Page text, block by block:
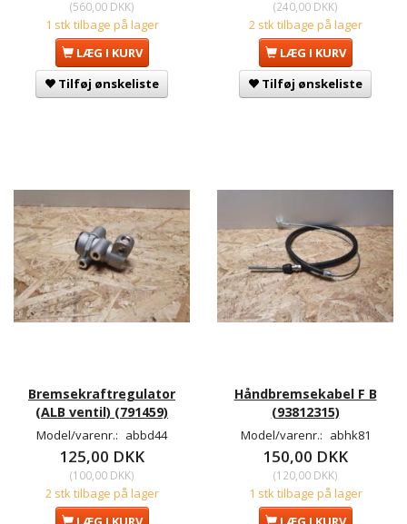
(560,00 DKK)
1 stk tilbage på lager
LÆG I KURV
Tilføj ønskeliste
(240,00 DKK)
2 stk tilbage på lager
LÆG I KURV
Tilføj ønskeliste
Bremsekraftregulator
(ALB ventil) (791459)
Model/varenr.: abbd44
125,00 DKK
(100,00 DKK)
2 stk tilbage på lager
Håndbremsekabel F B
(93812315)
Model/varenr.: abhk81
150,00 DKK
(120,00 DKK)
1 stk tilbage på lager